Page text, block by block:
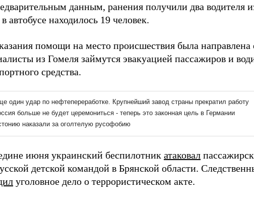
данным, ранения получили два водителя
автобусе находилось 19 человек.
помощи на место происшествия была направлена
из Гомеля займутся эвакуацией пассажиров и
средства.
июня украинский беспилотник атаковал
детской командой в Брянской области.
уголовное дело о террористическом акте.